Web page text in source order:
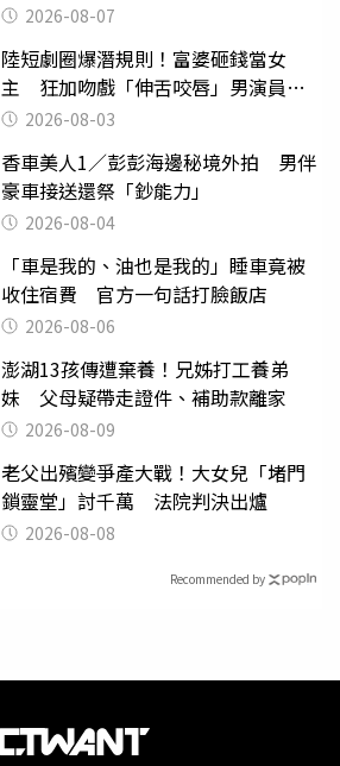
2026-08-07
陸短劇圈爆潛規則！富婆砸錢當女
主 狂加吻戲「伸舌咬唇」男演員崩
潰 2026-08-03
香車美人1／彭彭海邊秘境外拍 男伴
豪車接送還祭「鈔能力」
2026-08-04
「車是我的、油也是我的」睡車竟被
收住宿費 官方一句話打臉飯店
2026-08-06
澎湖13孩傳遭棄養！兄姊打工養弟
妹 父母疑帶走證件、補助款離家
2026-08-09
老父出殯變爭產大戰！大女兒「堵門
鎖靈堂」討千萬 法院判決出爐
2026-08-08
Recommended by